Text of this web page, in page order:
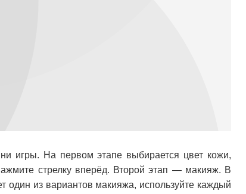
игры. На первом этапе выбирается цвет кожи,
стрелку вперёд. Второй этап — макияж. В
один из вариантов макияжа, используйте каждый